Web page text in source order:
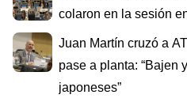
colaron en la sesión
Juan Martín cruzó a
pase a planta: “Bajen
japoneses”